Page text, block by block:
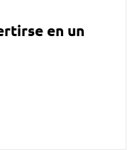
en un